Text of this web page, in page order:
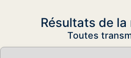
Résultats de
Toutes